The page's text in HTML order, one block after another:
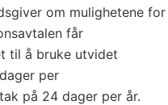
om mulighetene for
får
til å bruke utvidet
per
på 24 dager per år.